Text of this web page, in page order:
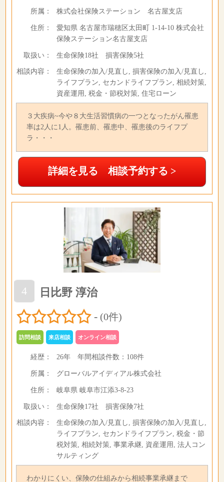
所属： 株式会社保険ステーション 名古屋支店
住所：
愛知県 名古屋市瑞穂区太田町 1-14-10 株式会社
保険ステーション名古屋支店
取扱い： 生命保険18社 損害保険5社
相談内容：
生命保険の加入/見直し, 損害保険の加入/見直し,
ライフプラン, セカンドライフプラン, 相続対策,
資産運用, 税金・節税対策, 住宅ローン
３大疾病~今や８大生活習慣病の一つとなったがん罹患
率は2人に1人。罹患前、罹患中、罹患後のライフプ
ラ・・・
詳細を見る 相談予約する >
4
日比野 淳治
- (0件)
訪問相談 来店相談 オンライン相談
経歴： 26年年間相談件数： 108件
所属： グローバルアイディアル株式会社
住所： 岐阜県 岐阜市江添3-8-23
取扱い： 生命保険17社 損害保険7社
相談内容：
生命保険の加入/見直し, 損害保険の加入/見直し,
ライフプラン, セカンドライフプラン, 税金・節
税対策, 相続対策, 事業承継, 資産運用, 法人コン
サルティング
わかりにくい、保険の仕組みから相続事業承継まで